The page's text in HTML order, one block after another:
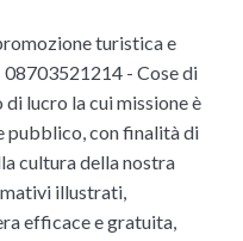
turistica e
08703521214 - Cose di
lucro la cui missione è
pubblico, con finalità di
cultura della nostra
illustrati,
efficace e gratuita,